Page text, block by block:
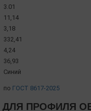
3.01
11,14
3,18
332,41
4,24
36,93
Синий
по ГОСТ 8617-2025
ПРОФИЛЯ